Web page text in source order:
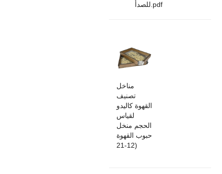
للصدأ.pdf
مناخل
تصنيف
القهوة كاليدو
لقياس
الحجم منخل
حبوب القهوة
(12-21